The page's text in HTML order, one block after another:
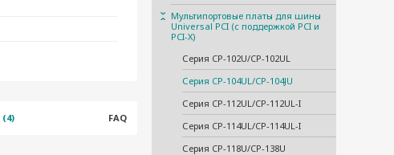
Мультипортовые платы для шины
Universal PCI (с поддержкой PCI и
PCI-X)
Серия CP-102U/CP-102UL
Серия CP-104UL/CP-104JU
Серия CP-112UL/CP-112UL-I
Серия CP-114UL/CP-114UL-I
Серия CP-118U/CP-138U
(4) FAQ